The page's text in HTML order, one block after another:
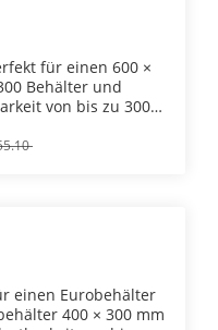
für einen 600 ×
Behälter und
von bis zu 300
ist er
ideal für Lager,
sicher
nicht
2 × 400 × 300
bis 300 kg Leises
einen Eurobehälter
400 × 300 mm